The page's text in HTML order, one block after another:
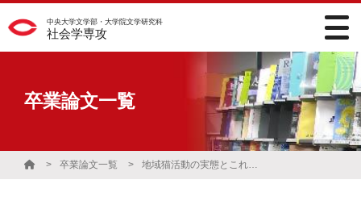
中央大学文学部・大学院文学研究科
社会学専攻
卒業論文一覧
卒業論文一覧 地域猫活動の実態とこれから ～日本における捨てられた動物と社会の共生について～